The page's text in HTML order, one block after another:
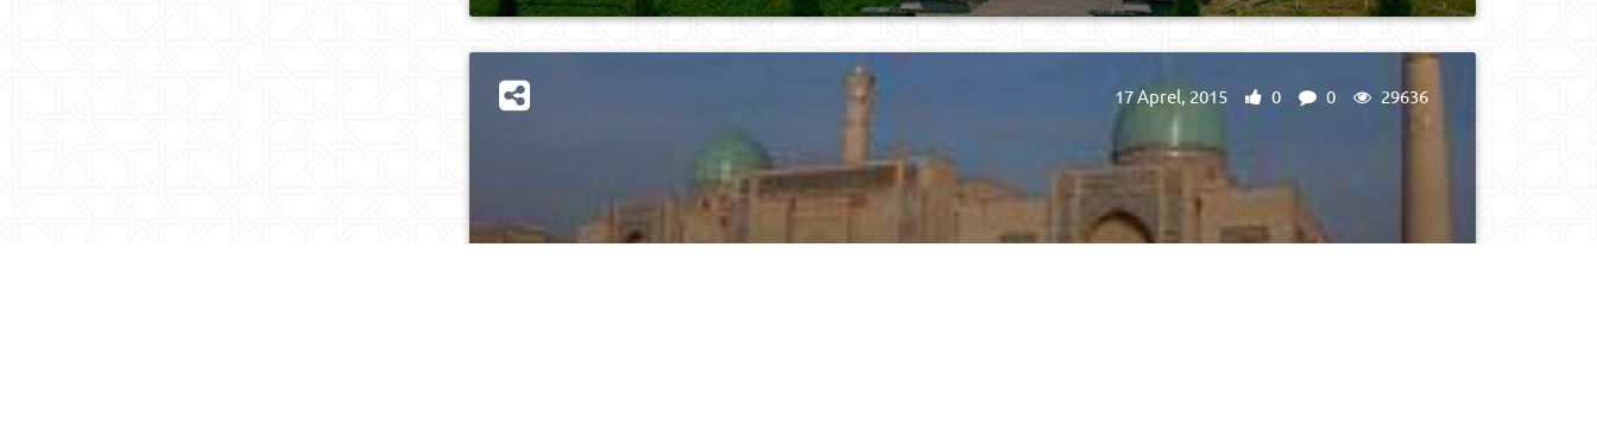
17 Aprel, 2015 0 0 29636